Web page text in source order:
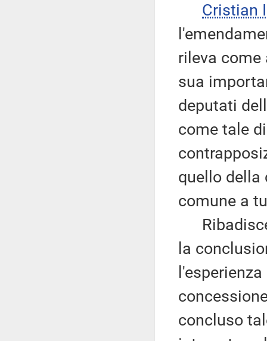
Cristian
rileva come
sua
deputati
come tale
quello della
comune a
la
concluso